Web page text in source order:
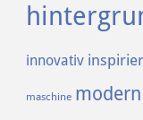
innovativ
maschine modern